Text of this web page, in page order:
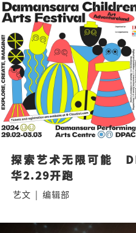
探索艺术无限可能　
华2.29开跑
艺文 | 编辑部